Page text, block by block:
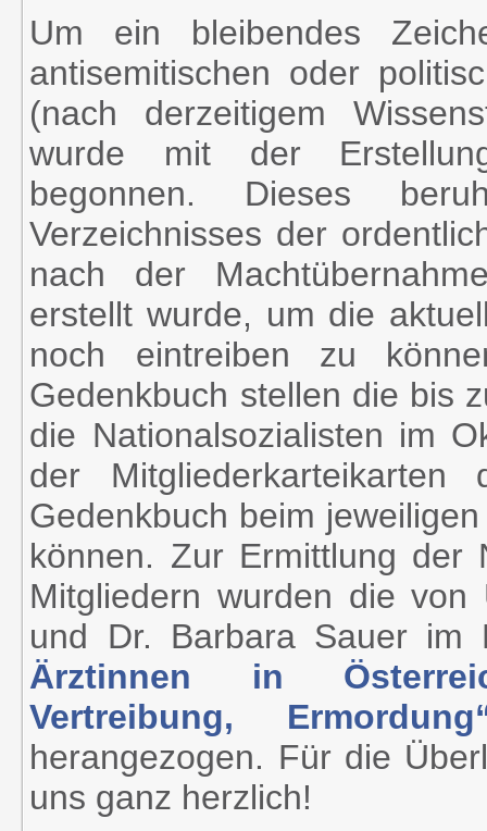
Um ein bleibendes
antisemitischen oder
(nach derzeitigem
wurde mit der
begonnen. Dieses
Verzeichnisses der
nach der
erstellt wurde, um die
noch eintreiben zu
Gedenkbuch stellen die bis
die Nationalsozialisten im
der
Gedenkbuch beim
können. Zur Ermittlung der
Mitgliedern wurden die von
und Dr. Barbara Sauer
Ärztinnen in
Vertreibung,
herangezogen. Für die
uns ganz herzlich!